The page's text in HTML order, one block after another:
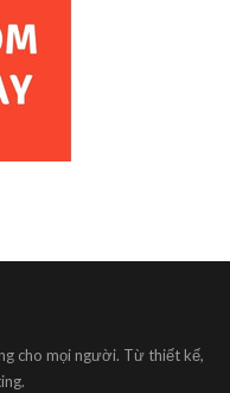
cho mọi người. Từ thiết kế,